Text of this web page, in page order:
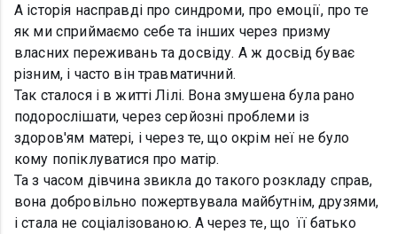
А історія насправді про синдроми, про емоції, про те
як ми сприймаємо себе та інших через призму
власних переживань та досвіду. А ж досвід буває
різним, і часто він травматичний.
Так сталося і в житті Лілі. Вона змушена була рано
подорослішати, через серйозні проблеми із
здоров'ям матері, і через те, що окрім неї не було
кому попіклуватися про матір.
Та з часом дівчина звикла до такого розкладу справ,
вона добровільно пожертвувала майбутнім, друзями,
і стала не соціалізованою. А через те, що її батько